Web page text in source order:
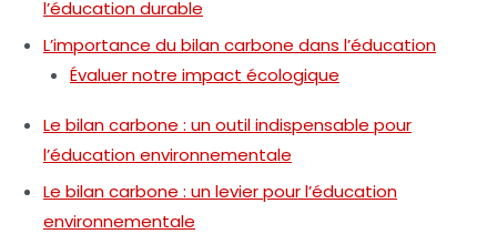
l’éducation durable
L’importance du bilan carbone dans l’éducation
Évaluer notre impact écologique
Le bilan carbone : un outil indispensable pour
l’éducation environnementale
Le bilan carbone : un levier pour l’éducation
environnementale